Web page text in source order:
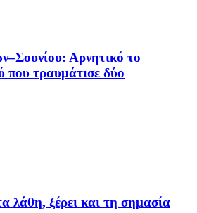
Αρνητικό το
που τραυμάτισε δύο
λάθη, ξέρει και τη σημασία